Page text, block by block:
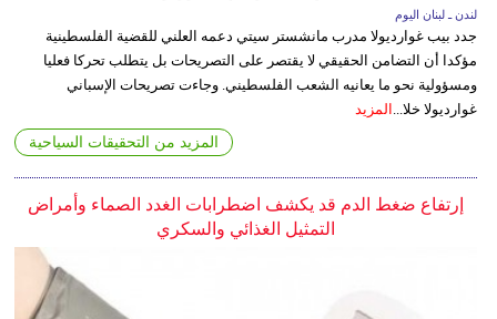
لندن ـ لبنان اليوم
جدد بيب غوارديولا مدرب مانشستر سيتي دعمه العلني للقضية الفلسطينية
مؤكدا أن التضامن الحقيقي لا يقتصر على التصريحات بل يتطلب تحركا فعليا
ومسؤولية نحو ما يعانيه الشعب الفلسطيني. وجاءت تصريحات الإسباني
غوارديولا خلا...
المزيد
المزيد من التحقيقات السياحية
إرتفاع ضغط الدم قد يكشف اضطرابات الغدد الصماء وأمراض
التمثيل الغذائي والسكري